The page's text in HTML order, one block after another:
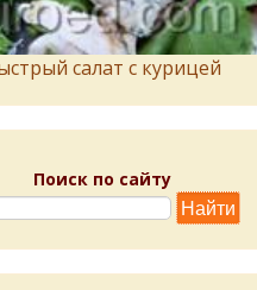
салат с курицей
Поиск по сайту